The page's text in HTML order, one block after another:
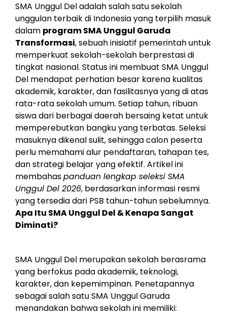
SMA Unggul Del adalah salah satu sekolah
unggulan terbaik di Indonesia yang terpilih masuk
dalam program SMA Unggul Garuda
Transformasi, sebuah inisiatif pemerintah untuk
memperkuat sekolah-sekolah berprestasi di
tingkat nasional. Status ini membuat SMA Unggul
Del mendapat perhatian besar karena kualitas
akademik, karakter, dan fasilitasnya yang di atas
rata-rata sekolah umum. Setiap tahun, ribuan
siswa dari berbagai daerah bersaing ketat untuk
memperebutkan bangku yang terbatas. Seleksi
masuknya dikenal sulit, sehingga calon peserta
perlu memahami alur pendaftaran, tahapan tes,
dan strategi belajar yang efektif. Artikel ini
membahaspanduan lengkap seleksi SMA
Unggul Del 2026, berdasarkan informasi resmi
yang tersedia dari PSB tahun-tahun sebelumnya.
Apa Itu SMA Unggul Del & Kenapa Sangat
Diminati?
SMA Unggul Del merupakan sekolah berasrama
yang berfokus pada akademik, teknologi,
karakter, dan kepemimpinan. Penetapannya
sebagai salah satu SMA Unggul Garuda
menandakan bahwa sekolah ini memiliki: